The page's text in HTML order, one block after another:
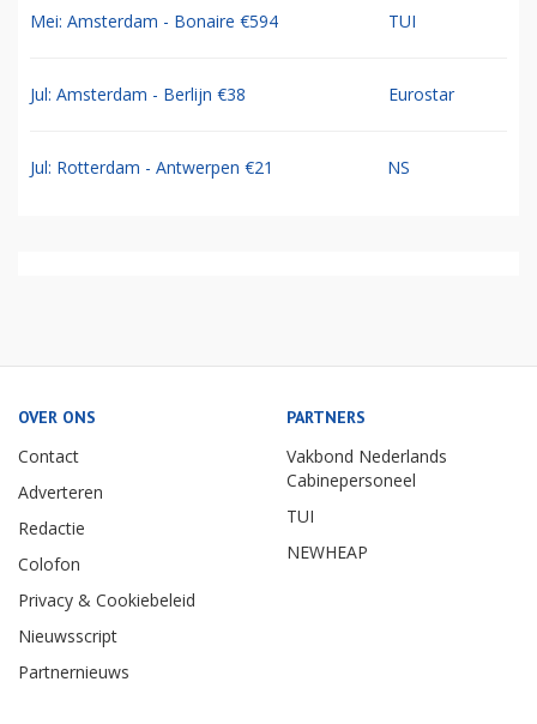
Mei: Amsterdam - Bonaire €594 TUI
Jul: Amsterdam - Berlijn €38 Eurostar
Jul: Rotterdam - Antwerpen €21 NS
OVER ONS
Contact
Adverteren
Redactie
Colofon
Privacy & Cookiebeleid
Nieuwsscript
Partnernieuws
PARTNERS
Vakbond Nederlands
Cabinepersoneel
TUI
NEWHEAP